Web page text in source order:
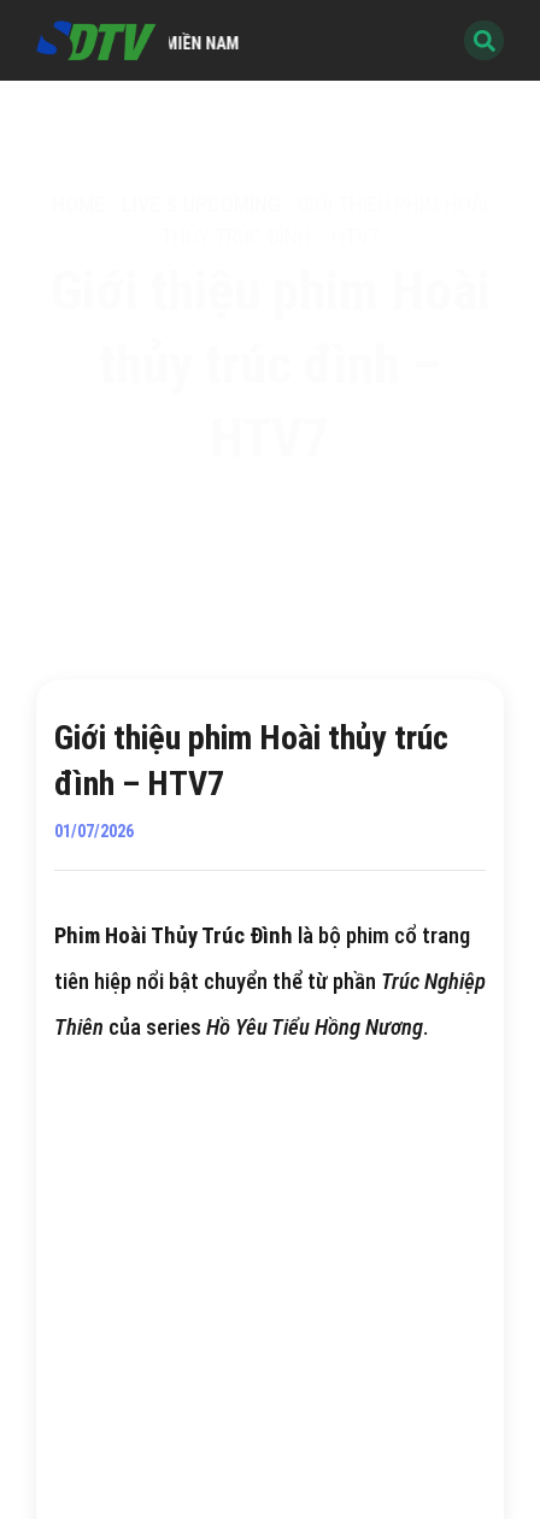
THUẬT SỐ MIỀN NAM
Giới thiệu phim Hoài thủy trúc
đình – HTV7
01/07/2026
Phim Hoài Thủy Trúc Đình là bộ phim cổ trang
tiên hiệp nổi bật chuyển thể từ phần Trúc Nghiệp
Thiên của series Hồ Yêu Tiểu Hồng Nương.